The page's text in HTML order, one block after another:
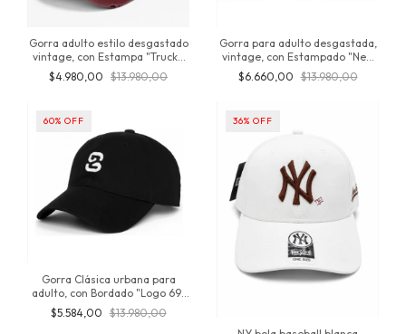
Gorra adulto estilo desgastado
vintage, con Estampa "Truck",
snapback regulable, producto
original de inversionesjt
$4.980,00 $13.980,00
Gorra para adulto desgastada,
vintage, con Estampado "New
York Motorcycle" fan moto,
ajustable, producto Importado,
$6.660,00 $13.980,00
60% OFF
Gorra Clásica urbana para
adulto, con Bordado "Logo 69"
Importada, unisex, regulable,
producto original de
$5.584,00 $13.980,00
36% OFF